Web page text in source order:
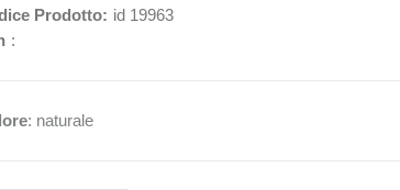
Prodotto: id 19963
:
: naturale